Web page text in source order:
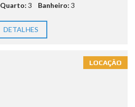
Quarto: 3 Banheiro: 3
DETALHES
LOCAÇÃO